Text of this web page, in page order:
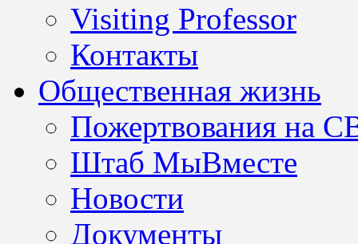
Visiting Professor
Контакты
Общественная жизнь
Пожертвования на
Штаб МыВместе
Новости
Документы